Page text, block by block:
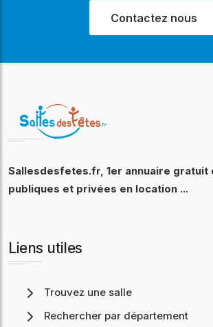
Contactez nous
Sallesdesfetes.fr, 1er annuaire gratuit
publiques et privées en location ...
Liens utiles
Trouvez une salle
Rechercher par département